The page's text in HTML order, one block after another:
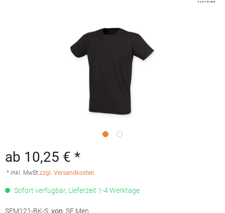
ab 10,25 € *
* inkl. MwSt.zzgl. Versandkosten
Sofort verfügbar, Lieferzeit 1-4 Werktage
SFM121-BK-S, von: SF Men